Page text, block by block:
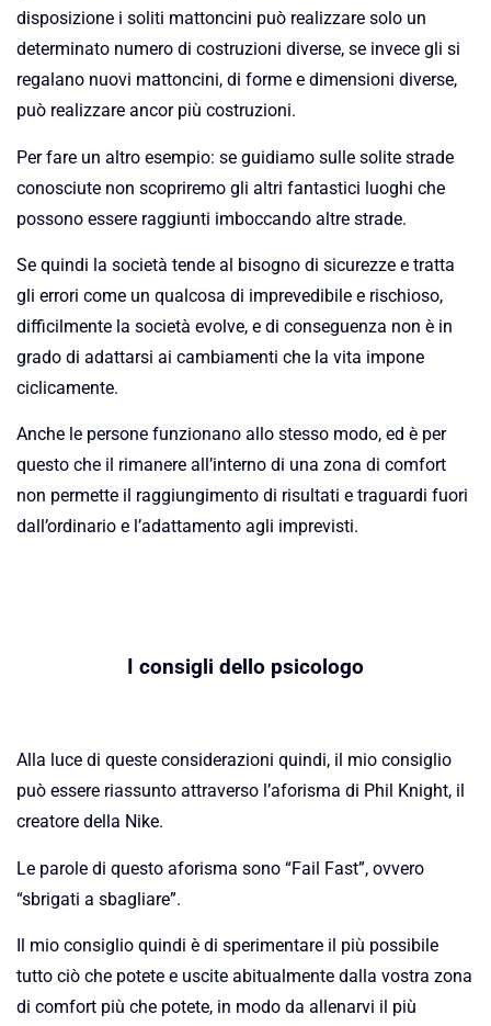
disposizione i soliti mattoncini può realizzare solo un
determinato numero di costruzioni diverse, se invece gli si
regalano nuovi mattoncini, di forme e dimensioni diverse,
può realizzare ancor più costruzioni.
Per fare un altro esempio: se guidiamo sulle solite strade
conosciute non scopriremo gli altri fantastici luoghi che
possono essere raggiunti imboccando altre strade.
Se quindi la società tende al bisogno di sicurezze e tratta
gli errori come un qualcosa di imprevedibile e rischioso,
difficilmente la società evolve, e di conseguenza non è in
grado di adattarsi ai cambiamenti che la vita impone
ciclicamente.
Anche le persone funzionano allo stesso modo, ed è per
questo che il rimanere all’interno di una zona di comfort
non permette il raggiungimento di risultati e traguardi fuori
dall’ordinario e l’adattamento agli imprevisti.
I consigli dello psicologo
Alla luce di queste considerazioni quindi, il mio consiglio
può essere riassunto attraverso l’aforisma di Phil Knight, il
creatore della Nike.
Le parole di questo aforisma sono “Fail Fast”, ovvero
“sbrigati a sbagliare”.
Il mio consiglio quindi è di sperimentare il più possibile
tutto ciò che potete e uscite abitualmente dalla vostra zona
di comfort più che potete, in modo da allenarvi il più